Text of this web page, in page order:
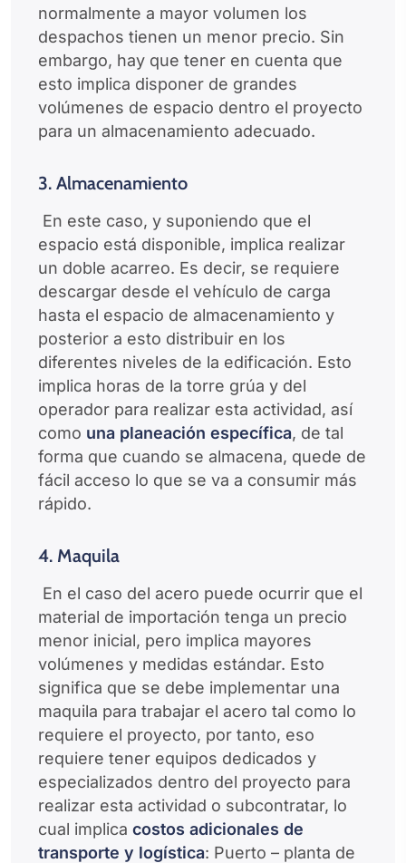
normalmente a mayor volumen los
despachos tienen un menor precio. Sin
embargo, hay que tener en cuenta que
esto implica disponer de grandes
volúmenes de espacio dentro el proyecto
para un almacenamiento adecuado.
3. Almacenamiento
En este caso, y suponiendo que el
espacio está disponible, implica realizar
un doble acarreo. Es decir, se requiere
descargar desde el vehículo de carga
hasta el espacio de almacenamiento y
posterior a esto distribuir en los
diferentes niveles de la edificación. Esto
implica horas de la torre grúa y del
operador para realizar esta actividad, así
como una planeación específica, de tal
forma que cuando se almacena, quede de
fácil acceso lo que se va a consumir más
rápido.
4. Maquila
En el caso del acero puede ocurrir que el
material de importación tenga un precio
menor inicial, pero implica mayores
volúmenes y medidas estándar. Esto
significa que se debe implementar una
maquila para trabajar el acero tal como lo
requiere el proyecto, por tanto, eso
requiere tener equipos dedicados y
especializados dentro del proyecto para
realizar esta actividad o subcontratar, lo
cual implica costos adicionales de
transporte y logística: Puerto – planta de